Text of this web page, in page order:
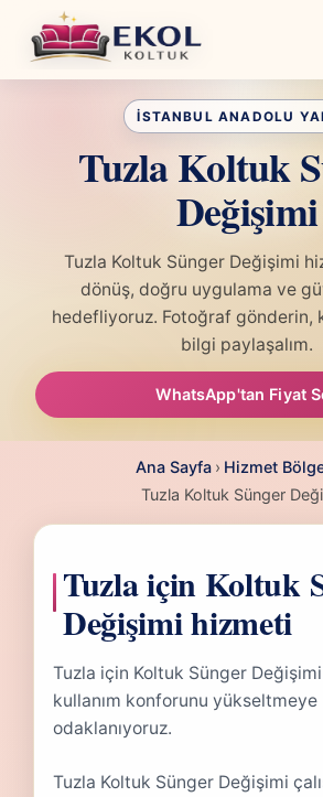
Tuzla Koltuk
Değişimi
Tuzla Koltuk Sünger Değişimi
dönüş, doğru uygulama ve
hedefliyoruz. Fotoğraf gönderin,
bilgi paylaşalım.
WhatsApp'tan Fiyat
Ana Sayfa › Hizmet
Tuzla Koltuk Sünger
Tuzla için Koltuk
Değişimi hizmeti
Tuzla için Koltuk Sünger
kullanım konforunu yükseltmeye
odaklanıyoruz.
Tuzla Koltuk Sünger Değişimi